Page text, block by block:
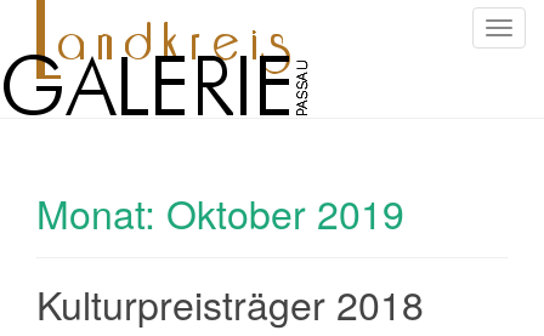
S
Monat: Oktober 2019
Kulturpreisträger 2018